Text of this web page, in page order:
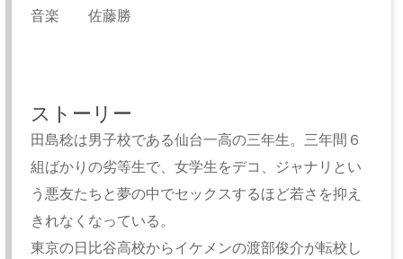
音楽 佐藤勝
ストーリー
田島稔は男子校である仙台一高の三年生。三年間６
組ばかりの劣等生で、女学生をデコ、ジャナリとい
う悪友たちと夢の中でセックスするほど若さを抑え
きれなくなっている。
東京の日比谷高校からイケメンの渡部俊介が転校し